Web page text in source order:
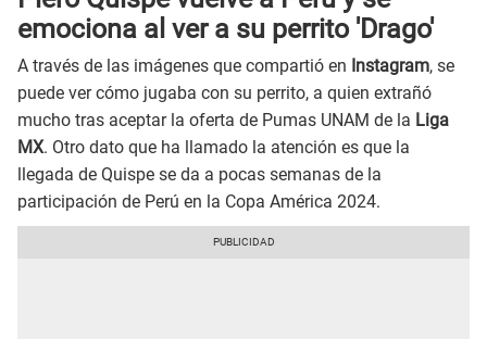
emociona al ver a su perrito 'Drago'
A través de las imágenes que compartió en Instagram, se
puede ver cómo jugaba con su perrito, a quien extrañó
mucho tras aceptar la oferta de Pumas UNAM de la Liga
MX. Otro dato que ha llamado la atención es que la
llegada de Quispe se da a pocas semanas de la
participación de Perú en la Copa América 2024.